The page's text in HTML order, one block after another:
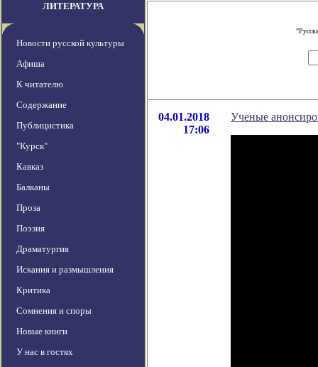
ЛИТЕРАТУРА
Новости русской культуры
Афиша
К читателю
Содержание
Публицистика
"Курск"
Кавказ
Балканы
Проза
Поэзия
Драматургия
Искания и размышления
Критика
Сомнения и споры
Новые книги
У нас в гостях
04.01.2018
17:06
Ученые